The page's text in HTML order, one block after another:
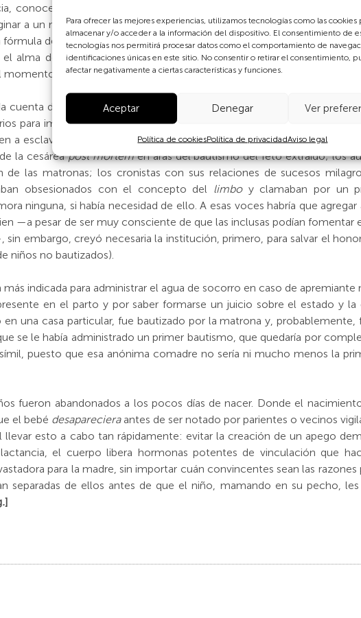
Para ofrecer las mejores experiencias, utilizamos tecnologías como las cookies
almacenar y/o acceder a la información del dispositivo. El consentimiento de
tecnologías nos permitirá procesar datos como el comportamiento de
identificaciones únicas en este sitio. No consentir o retirar el consentimiento,
afectar negativamente a ciertas características y funciones.
Aceptar Denegar Ver
Política de cookiesPolítica de privacidadAviso legal
conocerá bien ese término. Solía emplearse cuando se tenía
a un niño que nace con poca fuerza vital, acaso antes de tiempo,
fórmula del bautismo, da un nombre al niño y,solo así, le abre el
alma de la criatura estará condenada a pasar a las grises regiones
no significaba ni pena ni gloria.
cuenta del impacto social y cultural de ese afán por no dejar morir a
para implorar una breve resurrección del niño, justo el tiempo para
a esclavas embarazadas a trabajos duros, por el peligro de abortar
la cesáreapost mortemen aras del bautismo del feto extraído; los
de las matronas; los cronistas con sus relaciones de sucesos
obsesionados con el concepto del limboy clamaban por un
ninguna, si había necesidad de ello. A esas voces habría que
—a pesar de ser muy consciente de que las inclusas podían fomentar
embargo, creyó necesaria la institución, primero, para salvar el
niños no bautizados).
más indicada para administrar el agua de socorro en caso de
en el parto y por saber formarse un juicio sobre el estado y
en una casa particular, fue bautizado por la matrona y,
se le había administrado un primer bautismo, que quedaría por
puesto que esa anónima comadre no sería ni mucho menos la
fueron abandonados a los pocos días de nacer. Donde el
el bebé desaparecieraantes de ser notado por parientes o vecinos
llevar esto a cabo tan rápidamente: evitar la creación de un apego
el cuerpo libera hormonas potentes de vinculación que
para la madre, sin importar cuán convincentes sean las razones
separadas de ellos antes de que el niño, mamando en su pecho,
.]